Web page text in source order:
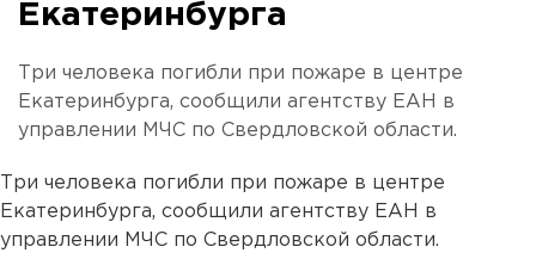
Екатеринбурга
Три человека погибли при пожаре в центре
Екатеринбурга, сообщили агентству ЕАН в
управлении МЧС по Свердловской области.
Три человека погибли при пожаре в центре
Екатеринбурга, сообщили агентству ЕАН в
управлении МЧС по Свердловской области.